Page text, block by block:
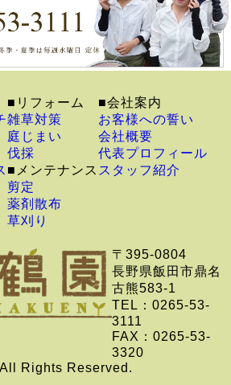
■リフォーム
雑草対策
庭じまい
伐採
■メンテナンス
剪定
薬剤散布
草刈り
■会社案内
お客様への誓い
会社概要
代表プロフィール
スタッフ紹介
〒395-0804
長野県飯田市鼎名
古熊583-1
TEL：0265-53-
3111
FAX：0265-53-
3320
Rights Reserved.